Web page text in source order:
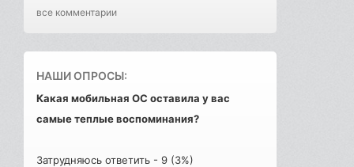
все комментарии
НАШИ ОПРОСЫ:
Какая мобильная ОС оставила у вас
самые теплые воспоминания?
Затрудняюсь ответить - 9 (3%)